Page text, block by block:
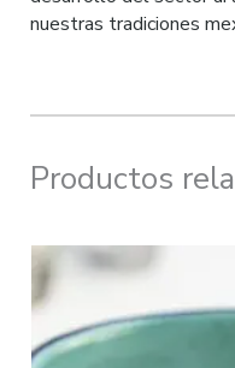
nuestras tradiciones
Productos